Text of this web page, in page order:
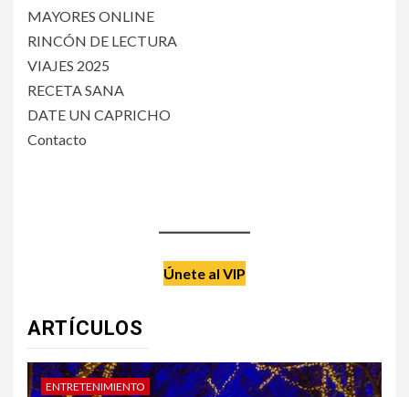
MAYORES ONLINE
RINCÓN DE LECTURA
VIAJES 2025
RECETA SANA
DATE UN CAPRICHO
Contacto
Únete al VIP
ARTÍCULOS
DATE UN CAPRICHO